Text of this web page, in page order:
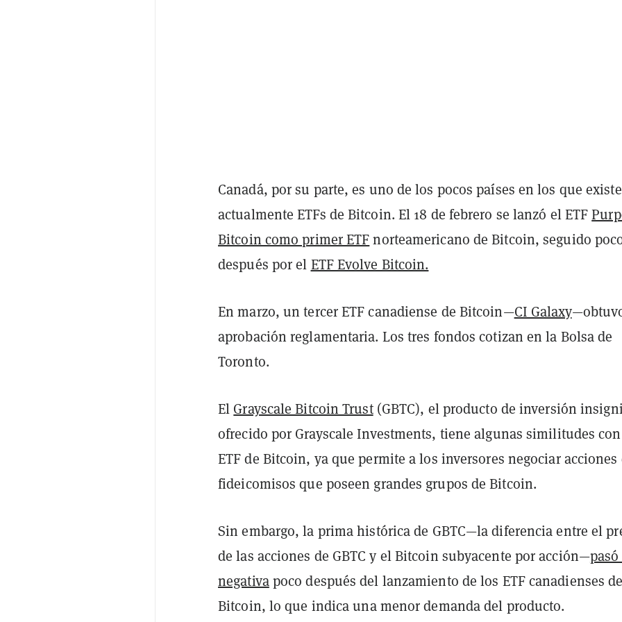
Canadá, por su parte, es uno de los pocos países en los que
actualmente ETFs de Bitcoin. El 18 de febrero se lanzó el ETF
Bitcoin como primer ETFnorteamericano de Bitcoin, seguido
después por el ETF Evolve Bitcoin.
En marzo, un tercer ETF canadiense de Bitcoin—CI Galaxy
aprobación reglamentaria. Los tres fondos cotizan en la Bolsa de
Toronto.
El Grayscale Bitcoin Trust(GBTC), el producto de inversión
ofrecido por Grayscale Investments, tiene algunas similitudes
ETF de Bitcoin, ya que permite a los inversores negociar acciones
fideicomisos que poseen grandes grupos de Bitcoin.
Sin embargo, la prima histórica de GBTC—la diferencia entre el
de las acciones de GBTC y el Bitcoin subyacente por acción—
negativapoco después del lanzamiento de los ETF canadienses de
Bitcoin, lo que indica una menor demanda del producto.